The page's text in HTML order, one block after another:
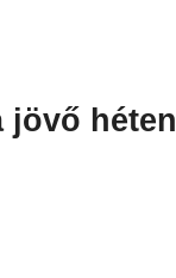
jövő héten